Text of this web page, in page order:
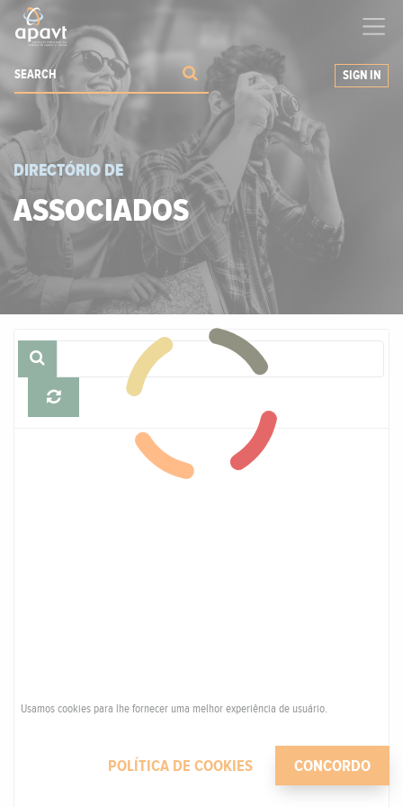
grow your business
SIGN IN
DIRECTÓRIO DE
ASSOCIADOS
Usamos cookies para lhe fornecer uma melhor experiência de usuário.
POLÍTICA DE COOKIES CONCORDO